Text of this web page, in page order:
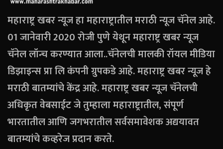
महाराष्ट्र खबर न्यूज हा महाराष्ट्रातील मराठी न्यूज चॅनेल आहे.
01 जानेवारी 2020 रोजी पुणे येथून महाराष्ट्र खबर न्यूज
चॅनेल लॉन्च करण्यात आला..चॅनेलची मालकी रॉयल मीडिया
डिझाइन्स प्रा लि कंपनी ग्रुपकडे आहे. महाराष्ट्र खबर न्यूज हे
मराठी बातम्यांचे केंद्र आहे. महाराष्ट्र खबर न्यूज चॅनेलची
अधिकृत वेबसाईट जे तुम्हाला महाराष्ट्रातील, संपूर्ण
भारतातील आणि जगभरातील सर्वसमावेशक अद्ययावत
बातम्यांचे कव्हरेज प्रदान करते.